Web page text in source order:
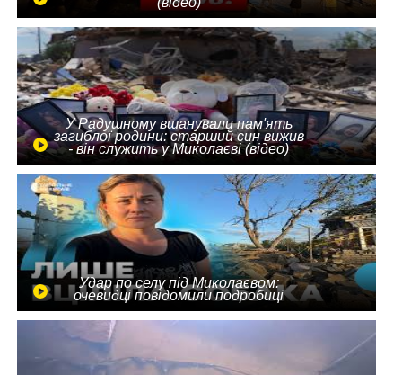
У Радушному вшанували пам'ять
загиблої родини: старший син вижив
- він служить у Миколаєві (відео)
Удар по селу під Миколаєвом:
очевидці повідомили подробиці